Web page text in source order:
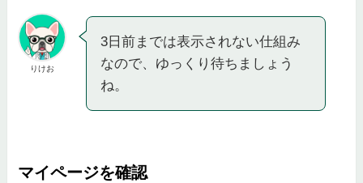
りけお
3日前までは表示されない仕組み
なので、ゆっくり待ちましょう
ね。
マイページを確認